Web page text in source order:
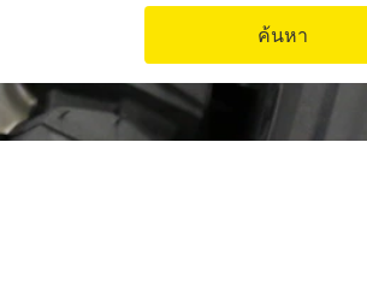
งานค้าขายและวิชาชีพเฉพาะทาง
ปฏิบัติการพลเรือนและการทหาร
อากาศยาน
ค้นหา